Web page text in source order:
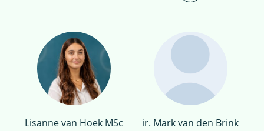
thomas.van.kuik@kwrwater.nl
bekijk profiel
sabrina.keinemans@kwrwater.nl
bekijk profiel
dr. Nina Flowers
Lisanne van Hoek MSc ir. Mark van den Brink